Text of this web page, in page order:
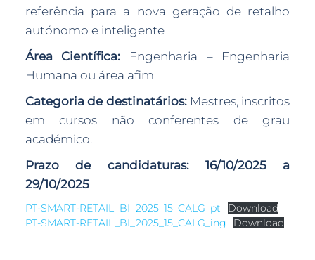
referência para a nova geração de retalho
autónomo e inteligente
Área Científica: Engenharia – Engenharia
Humana ou área afim
Categoria de destinatários:Mestres, inscritos
em cursos não conferentes de grau
académico.
Prazo de candidaturas: 16/10/2025 a
29/10/2025
PT-SMART-RETAIL_BI_2025_15_CALG_pt
Download
PT-SMART-RETAIL_BI_2025_15_CALG_ing
Download